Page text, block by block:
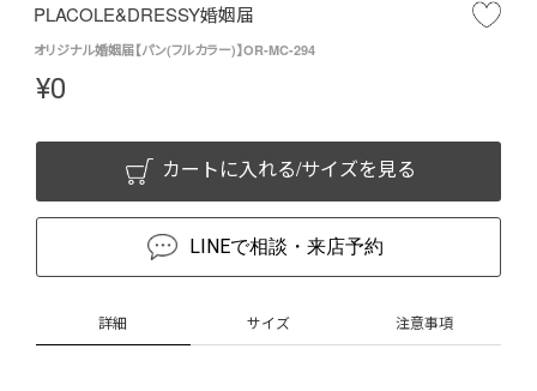
PLACOLE&DRESSY婚姻届
オリジナル婚姻届【パン(フルカラー)】OR-MC-294
¥0
カートに入れる/サイズを見る
LINEで相談・来店予約
詳細 サイズ 注意事項